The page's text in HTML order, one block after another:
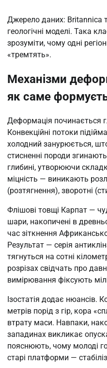
Джерело даних: Britannica
геологічні моделі. Така
зрозуміти, чому одні
«тремтять».
Механізми
як саме
Деформація починається
Конвекційні потоки
холодний занурюється,
стисненні породи
глибині, утворюючи
міцність — виникають
(розтягнення), зворотні
Флішові товщі Карпат —
шари, накопичені в
час зіткнення
Результат — серія
тягнуться на сотні
розрізах свідчать про
вимірювання фіксують
Ізостатія додає нюансів.
метрів порід з гір, кора
втрату маси. Навпаки,
западинах викликає
пояснюють, чому молоді
старі платформи —